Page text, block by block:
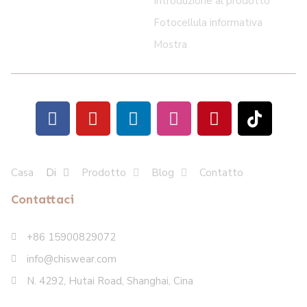
Fotocellula informativa
Mostra
Casa Di Prodotto Blog Contatto
Contattaci
+86 15900829072
info@chiswear.com
N. 4292, Hutai Road, Shanghai, Cina